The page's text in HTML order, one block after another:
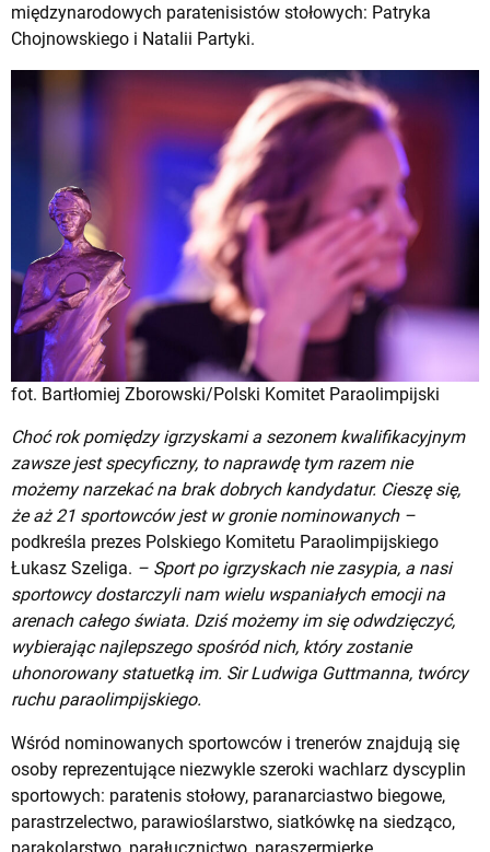
międzynarodowych paratenisistów stołowych: Patryka
Chojnowskiego i Natalii Partyki.
fot. Bartłomiej Zborowski/Polski Komitet Paraolimpijski
Choć rok pomiędzy igrzyskami a sezonem kwalifikacyjnym
zawsze jest specyficzny, to naprawdę tym razem nie
możemy narzekać na brak dobrych kandydatur. Cieszę się,
że aż 21 sportowców jest w gronie nominowanych –
podkreśla prezes Polskiego Komitetu Paraolimpijskiego
Łukasz Szeliga. – Sport po igrzyskach nie zasypia, a nasi
sportowcy dostarczyli nam wielu wspaniałych emocji na
arenach całego świata. Dziś możemy im się odwdzięczyć,
wybierając najlepszego spośród nich, który zostanie
uhonorowany statuetką im. Sir Ludwiga Guttmanna, twórcy
ruchu paraolimpijskiego.
Wśród nominowanych sportowców i trenerów znajdują się
osoby reprezentujące niezwykle szeroki wachlarz dyscyplin
sportowych: paratenis stołowy, paranarciastwo biegowe,
parastrzelectwo, parawioślarstwo, siatkówkę na siedząco,
parakolarstwo, parałucznictwo, paraszermierkę,